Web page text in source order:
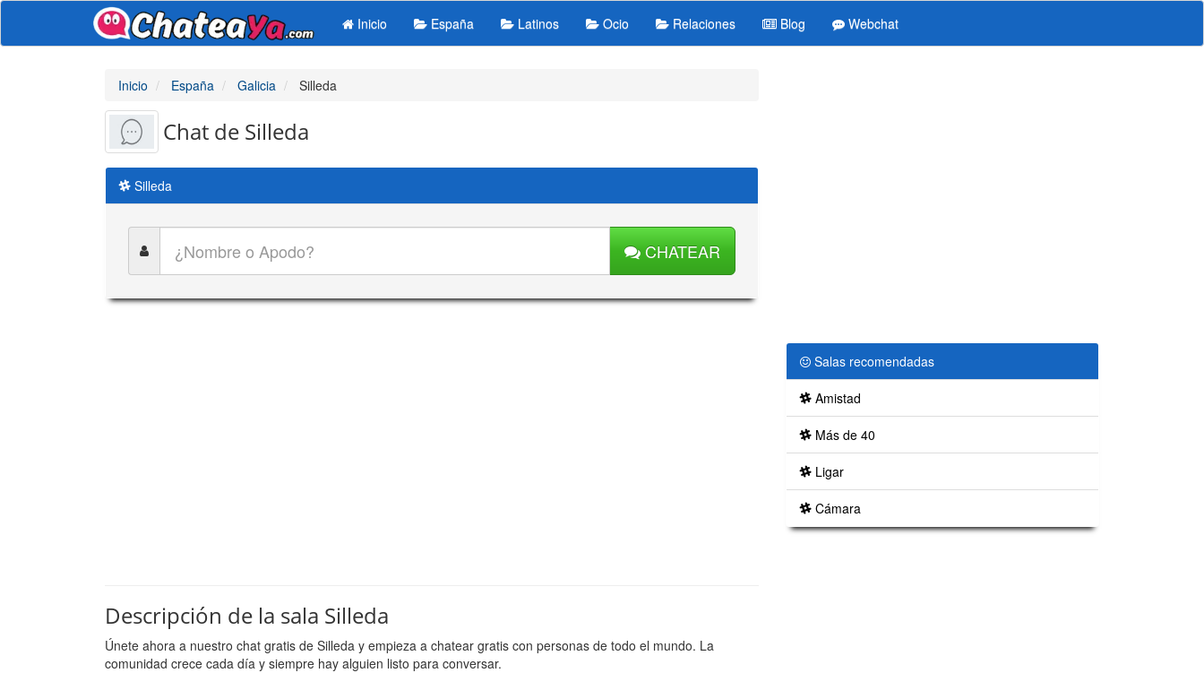
Inicio España Latinos Ocio Relaciones Blog Webchat
Inicio España Galicia Silleda
Chat de Silleda
Silleda
CHATEAR
Descripción de la sala Silleda
Únete ahora a nuestro chat gratis de Silleda y empieza a chatear gratis con personas de todo el mundo. La
comunidad crece cada día y siempre hay alguien listo para conversar.
Salas recomendadas
Amistad
Más de 40
Ligar
Cámara